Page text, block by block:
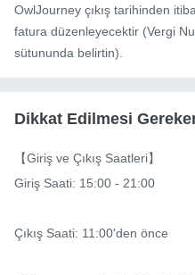
OwlJourney çıkış tarihinden
fatura düzenleyecektir (Vergi
sütununda belirtin).
Dikkat Edilmesi
【Giriş ve Çıkış Saatleri】
Giriş Saati: 15:00 - 21:00
Çıkış Saati: 11:00'den önce